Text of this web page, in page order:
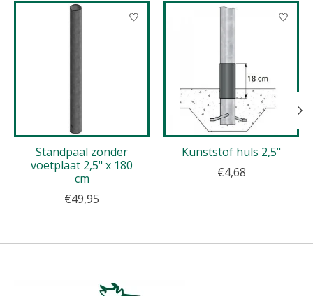
Items van productcarrousel
Standpaal zonder
voetplaat 2,5" x 180
cm
€49,95
Kunststof huls 2,5"
€4,68